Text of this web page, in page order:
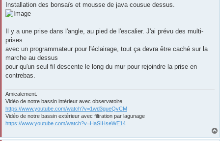
Installation des bonsaïs et mousse de java cousue dessus.
Il y a une prise dans l'angle, au pied de l'escalier. J'ai prévu des multi-
prises
avec un programmateur pour l'éclairage, tout ça devra être caché sur la
marche au dessus
pour qu'un seul fil descente le long du mur pour rejoindre la prise en
contrebas.
Amicalement.
Vidéo de notre bassin intérieur avec observatoire
https://www.youtube.com/watch?v=1wd3gueQvCM
Vidéo de notre bassin extérieur avec filtration par lagunage
https://www.youtube.com/watch?v=HaSIHseWE14